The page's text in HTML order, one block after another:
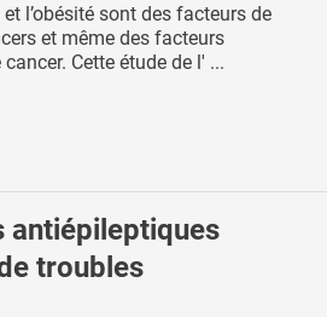
l’obésité sont des facteurs de
et même des facteurs
Cette étude de l' ...
antiépileptiques
troubles